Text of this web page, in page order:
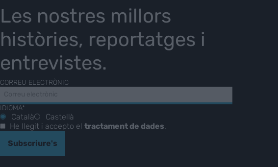
Les nostres millors
històries, reportatges i
entrevistes.
CORREU ELECTRÒNIC
IDIOMA*
Català
Castellà
He llegit i accepto el tractament de dades.
Subscriure's